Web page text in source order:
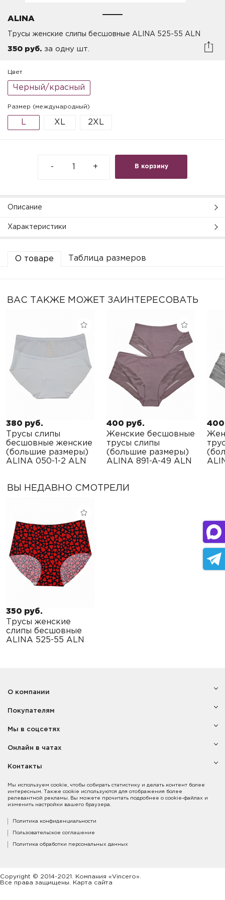
ALINA
Трусы женские слипы бесшовные ALINA 525-55 ALN
350 руб. за одну шт.
Цвет
Черный/красный
Размер (международный)
L XL 2XL
В корзину
- +
Описание
Характеристики
О товаре Таблица размеров
ВАС ТАКЖЕ МОЖЕТ ЗАИНТЕРЕСОВАТЬ
380 руб.
Трусы слипы
бесшовные женские
(большие размеры)
ALINA 050-1-2 ALN
400 руб.
Женские бесшовные
трусы слипы
(большие размеры)
ALINA 891-A-49 ALN
400
ВЫ НЕДАВНО СМОТРЕЛИ
350 руб.
Трусы женские
слипы бесшовные
ALINA 525-55 ALN
Мы используем cookie, чтобы собирать статистику и делать контент более
интересным. Также cookie используются для отображения более
релевантной рекламы. Вы можете прочитать подробнее о cookie-файлах и
изменить настройки вашего браузера.
Политика конфиденциальности
Пользовательское соглашение
Политика обработки персональных данных
Покупателям
О компании
Мы в соцсетях
Онлайн в чатах
Контакты
Copyright © 2014-2021. Компания «Vincero».
Все права защищены. Карта сайта